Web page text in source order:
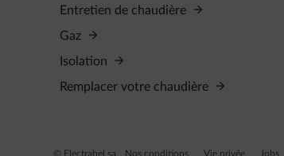
Entretien de chaudière
Gaz
Isolation
Remplacer votre chaudière
© Electrabel sa Nos conditions Vie privée Jobs